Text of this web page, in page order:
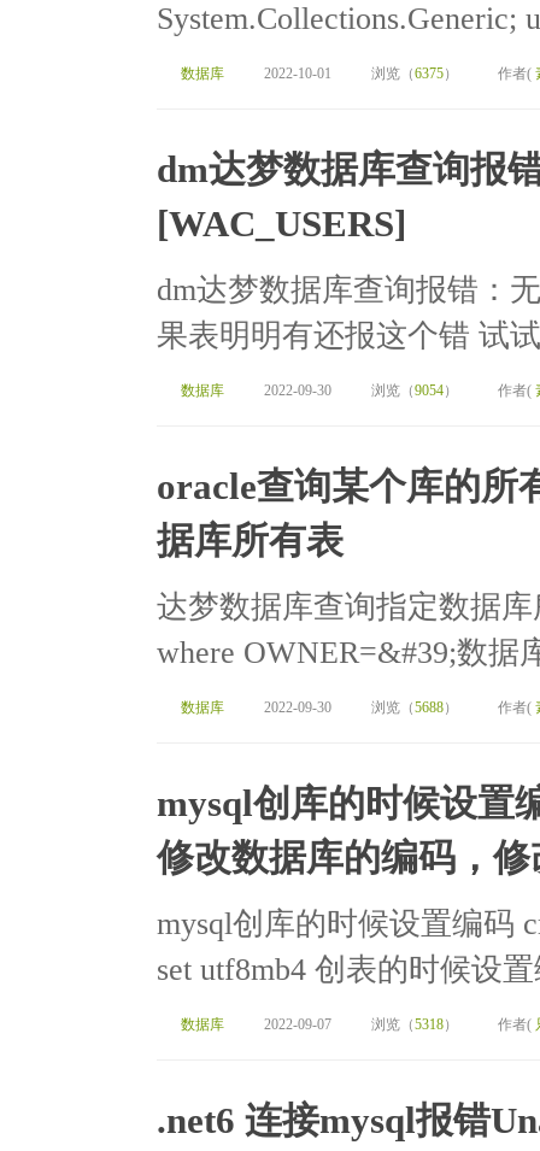
System.Collections.Generic;
数据库 2022-10-01 浏览（6375） 作者(
dm达梦数据库查询报
[WAC_USERS]
dm达梦数据库查询报错：
果表明明有还报这个错 试
数据库 2022-09-30 浏览（9054） 作者(
oracle查询某个库的所
据库所有表
达梦数据库查询指定数据库
where OWNER=&#39;数据
数据库 2022-09-30 浏览（5688） 作者(
mysql创库的时候设置
修改数据库的编码，
mysql创库的时候设置编码
set utf8mb4 创表的时候设
数据库 2022-09-07 浏览（5318） 作者(
.net6 连接mysql报错